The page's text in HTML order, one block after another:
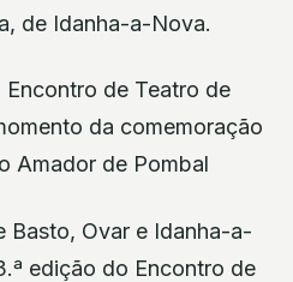
de Idanha-a-Nova.
Encontro de Teatro de
da comemoração
Amador de Pombal
Basto, Ovar e Idanha-a-
edição do Encontro de